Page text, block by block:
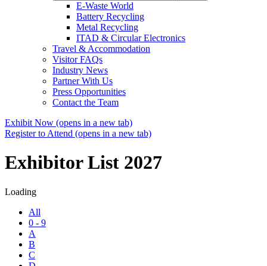
E-Waste World
Battery Recycling
Metal Recycling
ITAD & Circular Electronics
Travel & Accommodation
Visitor FAQs
Industry News
Partner With Us
Press Opportunities
Contact the Team
Exhibit Now (opens in a new tab)
Register to Attend (opens in a new tab)
Exhibitor List 2027
Loading
All
0 - 9
A
B
C